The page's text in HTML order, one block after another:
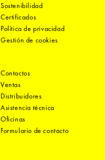
Sostenibilidad
Certificados
Política de privacidad
Gestión de cookies
Contactos
Ventas
Distribuidores
Asistencia técnica
Oficinas
Formulario de contacto